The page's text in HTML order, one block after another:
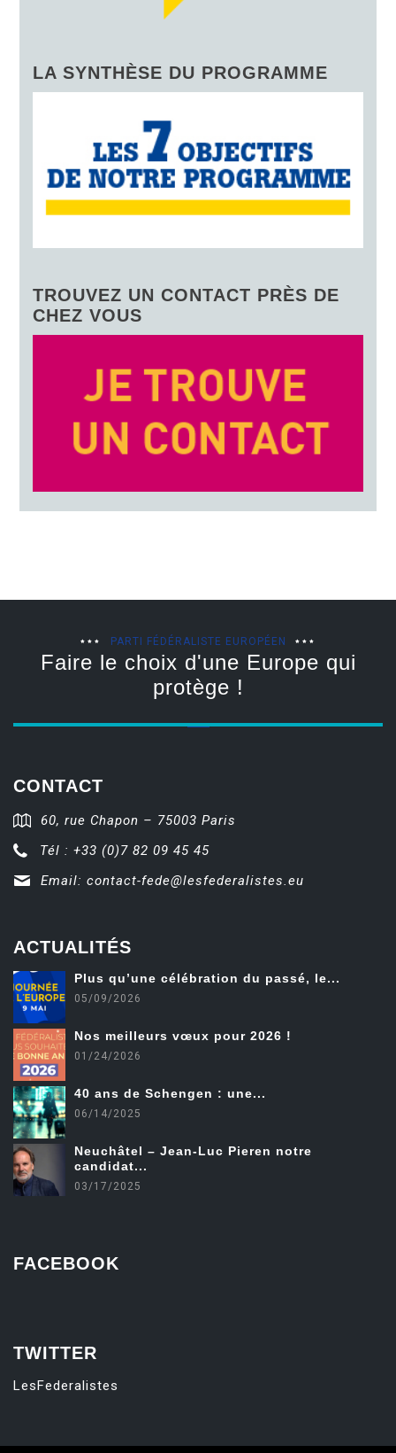
LA SYNTHÈSE DU PROGRAMME
TROUVEZ UN CONTACT PRÈS DE
CHEZ VOUS
PARTI FÉDÉRALISTE EUROPÉEN
Faire le choix d'une Europe qui
protège !
CONTACT
60, rue Chapon – 75003 Paris
Tél : +33 (0)7 82 09 45 45
Email: contact-fede@lesfederalistes.eu
ACTUALITÉS
Plus qu’une célébration du passé, le...
05/09/2026
Nos meilleurs vœux pour 2026 !
01/24/2026
40 ans de Schengen : une...
06/14/2025
Neuchâtel – Jean-Luc Pieren notre
candidat...
03/17/2025
FACEBOOK
TWITTER
LesFederalistes